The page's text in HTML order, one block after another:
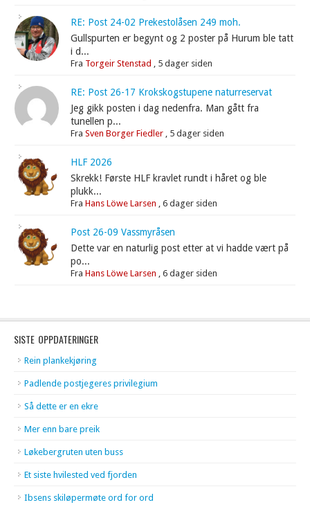
RE: Post 24-02 Prekestolåsen 249 moh.
Gullspurten er begynt og 2 poster på Hurum ble tatt
i d...
Fra Torgeir Stenstad , 5 dager siden
RE: Post 26-17 Krokskogstupene naturreservat
Jeg gikk posten i dag nedenfra. Man gått fra
tunellen p...
FraSven Borger Fiedler , 5 dager siden
HLF 2026
Skrekk! Første HLF kravlet rundt i håret og ble
plukk...
FraHans Löwe Larsen ,6 dager siden
Post 26-09 Vassmyråsen
Dette var en naturlig post etter at vi hadde vært på
po...
FraHans Löwe Larsen ,6 dager siden
SISTE OPPDATERINGER
Rein plankekjøring
Padlende postjegeres privilegium
Så dette er en ekre
Mer enn bare preik
Løkebergruten uten buss
Et siste hvilested ved fjorden
Ibsens skiløpermøte ord for ord